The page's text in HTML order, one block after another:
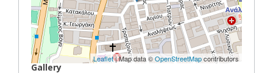
Leaflet| Map data ©OpenStreetMapcontributors
Gallery